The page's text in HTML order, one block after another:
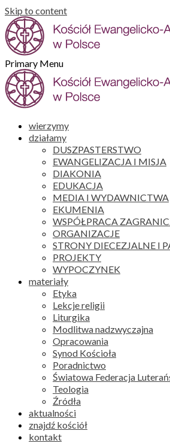
Skip to content
Primary Menu
wierzymy
działamy
DUSZPASTERSTWO
EWANGELIZACJA I MISJA
DIAKONIA
EDUKACJA
MEDIA I WYDAWNICTWA
EKUMENIA
WSPÓŁPRACA
ORGANIZACJE
STRONY DIECEZJALNE I
PROJEKTY
WYPOCZYNEK
materiały
Etyka
Lekcje religii
Liturgika
Modlitwa nadzwyczajna
Opracowania
Synod Kościoła
Poradnictwo
Światowa Federacja
Teologia
Źródła
aktualności
znajdź kościół
kontakt